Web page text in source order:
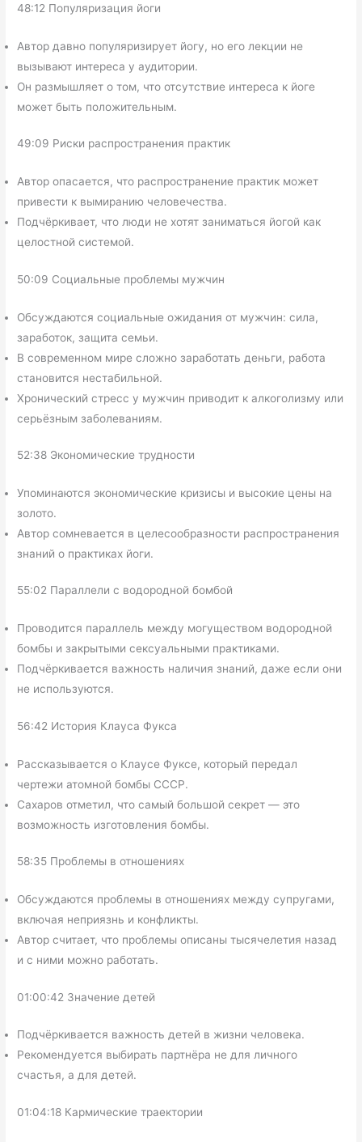
48:12 Популяризация йоги
Автор давно популяризирует йогу, но его лекции не
вызывают интереса у аудитории.
Он размышляет о том, что отсутствие интереса к йоге
может быть положительным.
49:09 Риски распространения практик
Автор опасается, что распространение практик может
привести к вымиранию человечества.
Подчёркивает, что люди не хотят заниматься йогой как
целостной системой.
50:09 Социальные проблемы мужчин
Обсуждаются социальные ожидания от мужчин: сила,
заработок, защита семьи.
В современном мире сложно заработать деньги, работа
становится нестабильной.
Хронический стресс у мужчин приводит к алкоголизму или
серьёзным заболеваниям.
52:38 Экономические трудности
Упоминаются экономические кризисы и высокие цены на
золото.
Автор сомневается в целесообразности распространения
знаний о практиках йоги.
55:02 Параллели с водородной бомбой
Проводится параллель между могуществом водородной
бомбы и закрытыми сексуальными практиками.
Подчёркивается важность наличия знаний, даже если они
не используются.
56:42 История Клауса Фукса
Рассказывается о Клаусе Фуксе, который передал
чертежи атомной бомбы СССР.
Сахаров отметил, что самый большой секрет — это
возможность изготовления бомбы.
58:35 Проблемы в отношениях
Обсуждаются проблемы в отношениях между супругами,
включая неприязнь и конфликты.
Автор считает, что проблемы описаны тысячелетия назад
и с ними можно работать.
01:00:42 Значение детей
Подчёркивается важность детей в жизни человека.
Рекомендуется выбирать партнёра не для личного
счастья, а для детей.
01:04:18 Кармические траектории